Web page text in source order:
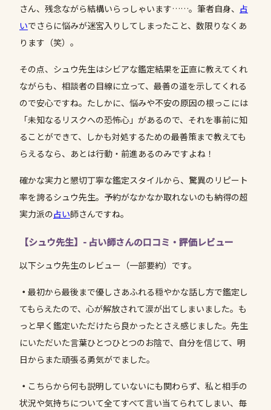
さん、残念ながら結構いらっしゃいます……。筆者自身、 占
いでさらに悩みが迷宮入りしてしまったこと、数限りなくあ
ります（笑）。
その点、シュウ先生はシビアな鑑定結果を正直に教えてくれ
ながらも、相談者の目線に立って、最善の道を示してくれる
ので安心ですね。たしかに、悩みや不安の原因の根っこには
「未知なるリスクへの恐怖心」があるので、それを事前に知
ることができて、しかも対処するための最善策まで教えても
らえるなら、あとは行動・前進あるのみですよね！
確かな実力と懇切丁寧な鑑定スタイルから、驚異のリピート
率を誇るシュウ先生。予約がなかなか取れないのも納得の超
実力派の占い師さんですね。
【シュウ先生】- 占い師さんの口コミ・評価レビュー
以下シュウ先生のレビュー（一部要約）です。
・ 最初から最後まで優しさあふれる穏やかな話し方で鑑定し
てもらえたので、心が解放されて涙が出てしまいました。も
っと早く鑑定いただけたら良かったとさえ感じました。先生
にいただいた言葉ひとつひとつのお陰で、自分を信じて、明
日からまた頑張る勇気がでました。
・ こちらから何も説明していないにも関わらず、私と相手の
状況や気持ちについて全てすべて言い当てられてしまい、毎